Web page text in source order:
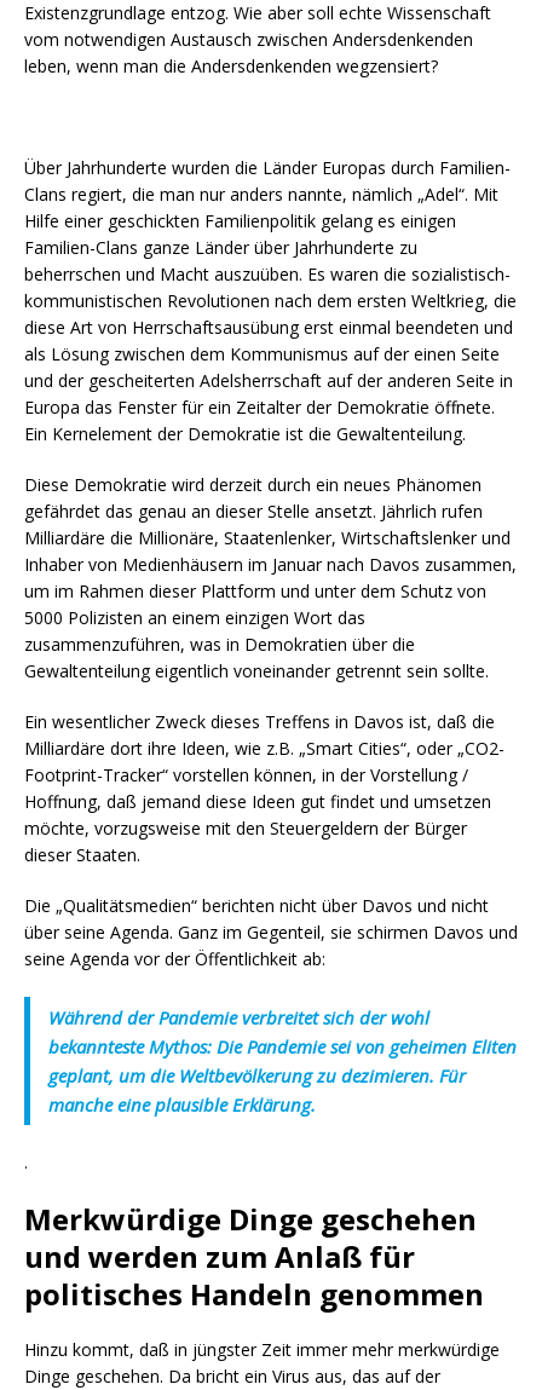
Existenzgrundlage entzog. Wie aber soll echte Wissenschaft
vom notwendigen Austausch zwischen Andersdenkenden
leben, wenn man die Andersdenkenden wegzensiert?
Über Jahrhunderte wurden die Länder Europas durch Familien-
Clans regiert, die man nur anders nannte, nämlich „Adel“. Mit
Hilfe einer geschickten Familienpolitik gelang es einigen
Familien-Clans ganze Länder über Jahrhunderte zu
beherrschen und Macht auszuüben. Es waren die sozialistisch-
kommunistischen Revolutionen nach dem ersten Weltkrieg, die
diese Art von Herrschaftsausübung erst einmal beendeten und
als Lösung zwischen dem Kommunismus auf der einen Seite
und der gescheiterten Adelsherrschaft auf der anderen Seite in
Europa das Fenster für ein Zeitalter der Demokratie öffnete.
Ein Kernelement der Demokratie ist die Gewaltenteilung.
Diese Demokratie wird derzeit durch ein neues Phänomen
gefährdet das genau an dieser Stelle ansetzt. Jährlich rufen
Milliardäre die Millionäre, Staatenlenker, Wirtschaftslenker und
Inhaber von Medienhäusern im Januar nach Davos zusammen,
um im Rahmen dieser Plattform und unter dem Schutz von
5000 Polizisten an einem einzigen Wort das
zusammenzuführen, was in Demokratien über die
Gewaltenteilung eigentlich voneinander getrennt sein sollte.
Ein wesentlicher Zweck dieses Treffens in Davos ist, daß die
Milliardäre dort ihre Ideen, wie z.B. „Smart Cities“, oder „CO2-
Footprint-Tracker“ vorstellen können, in der Vorstellung /
Hoffnung, daß jemand diese Ideen gut findet und umsetzen
möchte, vorzugsweise mit den Steuergeldern der Bürger
dieser Staaten.
Die „Qualitätsmedien“ berichten nicht über Davos und nicht
über seine Agenda. Ganz im Gegenteil, sie schirmen Davos und
seine Agenda vor der Öffentlichkeit ab:
Während der Pandemie verbreitet sich der wohl
bekannteste Mythos: Die Pandemie sei von geheimen Eliten
geplant, um die Weltbevölkerung zu dezimieren. Für
manche eine plausible Erklärung.
.
Merkwürdige Dinge geschehen
und werden zum Anlaß für
politisches Handeln genommen
Hinzu kommt, daß in jüngster Zeit immer mehr merkwürdige
Dinge geschehen. Da bricht ein Virus aus, das auf der